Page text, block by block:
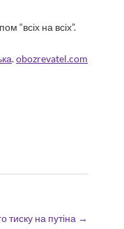
“всіх на всіх”.
.obozrevatel.com
тиску на путіна →